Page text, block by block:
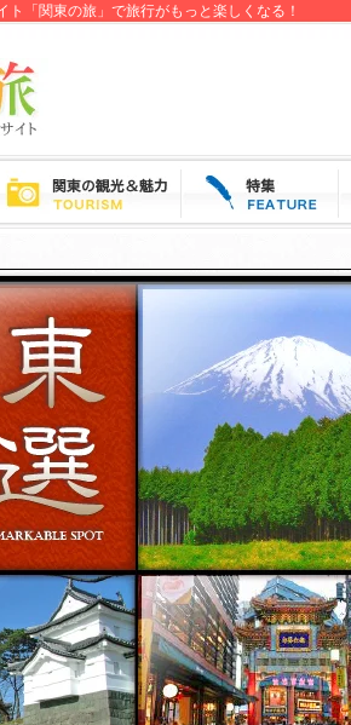
ト「関東の旅」で旅行がもっと楽しくなる！